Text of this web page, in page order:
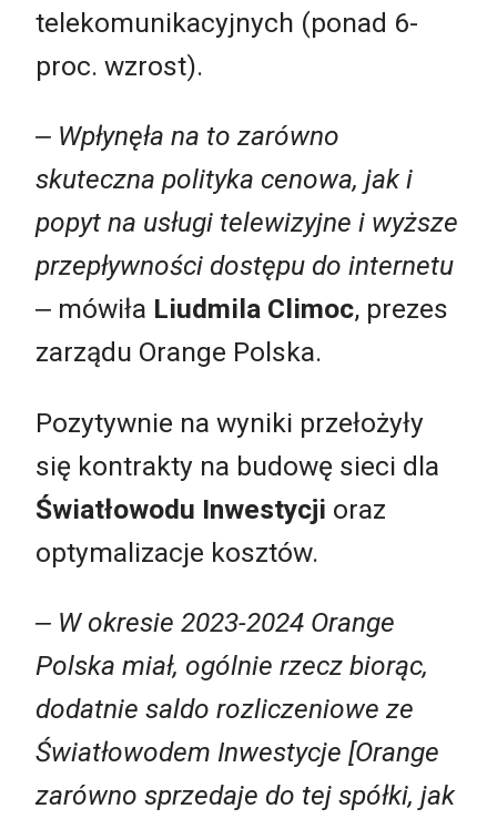
telekomunikacyjnych (ponad 6-
proc. wzrost).
‒ Wpłynęła na to zarówno
skuteczna polityka cenowa, jak i
popyt na usługi telewizyjne i wyższe
przepływności dostępu do internetu
‒ mówiła Liudmila Climoc, prezes
zarządu Orange Polska.
Pozytywnie na wyniki przełożyły
się kontrakty na budowę sieci dla
Światłowodu Inwestycji oraz
optymalizacje kosztów.
‒ W okresie 2023-2024 Orange
Polska miał, ogólnie rzecz biorąc,
dodatnie saldo rozliczeniowe ze
Światłowodem Inwestycje [Orange
zarówno sprzedaje do tej spółki, jak